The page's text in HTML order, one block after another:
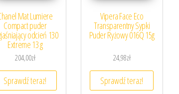
Mat Lumiere
Compact puder
odcień 130
Extreme 13 g
204,00zł
Sprawdź teraz!
Vipera Face Eco
Transparentny Sypki
Puder Ryżowy 016Q 15g
24,98zł
Sprawdź teraz!